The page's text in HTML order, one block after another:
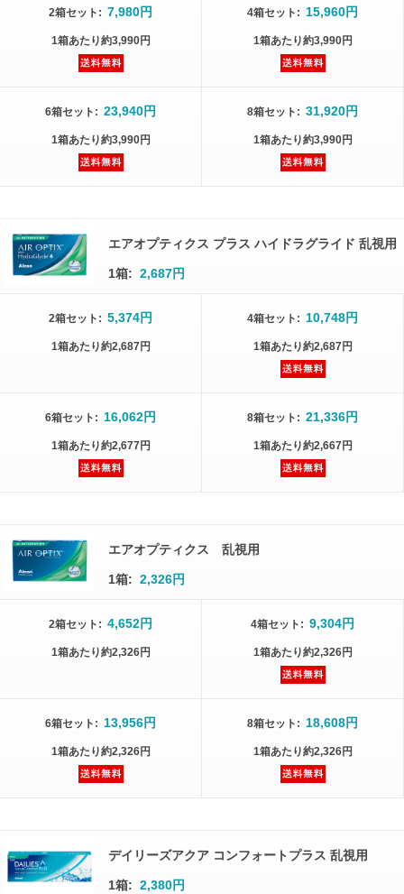
2箱セット : 7,980円
1箱あたり約3,990円
4箱セット : 15,960円
1箱あたり約3,990円
6箱セット : 23,940円
1箱あたり約3,990円
8箱セット : 31,920円
1箱あたり約3,990円
エアオプティクス プラス ハイドラグライド 乱視用
1箱: 2,687円
2箱セット : 5,374円
1箱あたり約2,687円
4箱セット : 10,748円
1箱あたり約2,687円
6箱セット : 16,062円
1箱あたり約2,677円
8箱セット : 21,336円
1箱あたり約2,667円
エアオプティクス 乱視用
1箱: 2,326円
2箱セット : 4,652円
1箱あたり約2,326円
4箱セット : 9,304円
1箱あたり約2,326円
6箱セット : 13,956円
1箱あたり約2,326円
8箱セット : 18,608円
1箱あたり約2,326円
デイリーズアクア コンフォートプラス 乱視用
1箱: 2,380円